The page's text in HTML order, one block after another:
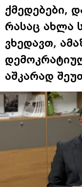
ქმედებები,
რასაც ახლა
ვხედავთ,
აშკარად